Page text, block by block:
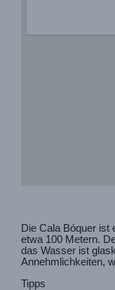
Die Cala Bóquer ist
etwa 100 Metern.
das Wasser ist
Annehmlichkeiten,
Tipps